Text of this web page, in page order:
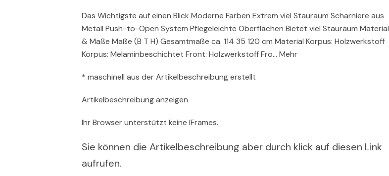
Das Wichtigste auf einen Blick Moderne Farben Extrem viel Stauraum Scharniere aus
Metall Push-to-Open System Pflegeleichte Oberflächen Bietet viel Stauraum Material
& Maße Maße (B T H) Gesamtmaße ca. 114 35 120 cm Material Korpus: Holzwerkstoff
Korpus: Melaminbeschichtet Front: Holzwerkstoff Fro… Mehr
* maschinell aus der Artikelbeschreibung erstellt
Artikelbeschreibung anzeigen
Ihr Browser unterstützt keine IFrames.
Sie können die Artikelbeschreibung aber durch klick auf diesen Link
aufrufen.